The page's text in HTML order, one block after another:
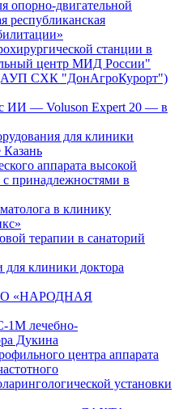
опорно-двигательной
республиканская
станции в
центр МИД России"
СХК "ДонАгроКурорт")
ИИ — Voluson Expert 20 — в
для клиники
аппарата высокой
принадлежностями в
в клинику
терапии в санаторий
клиники доктора
«НАРОДНАЯ
1М лечебно-
Дукина
центра аппарата
установки